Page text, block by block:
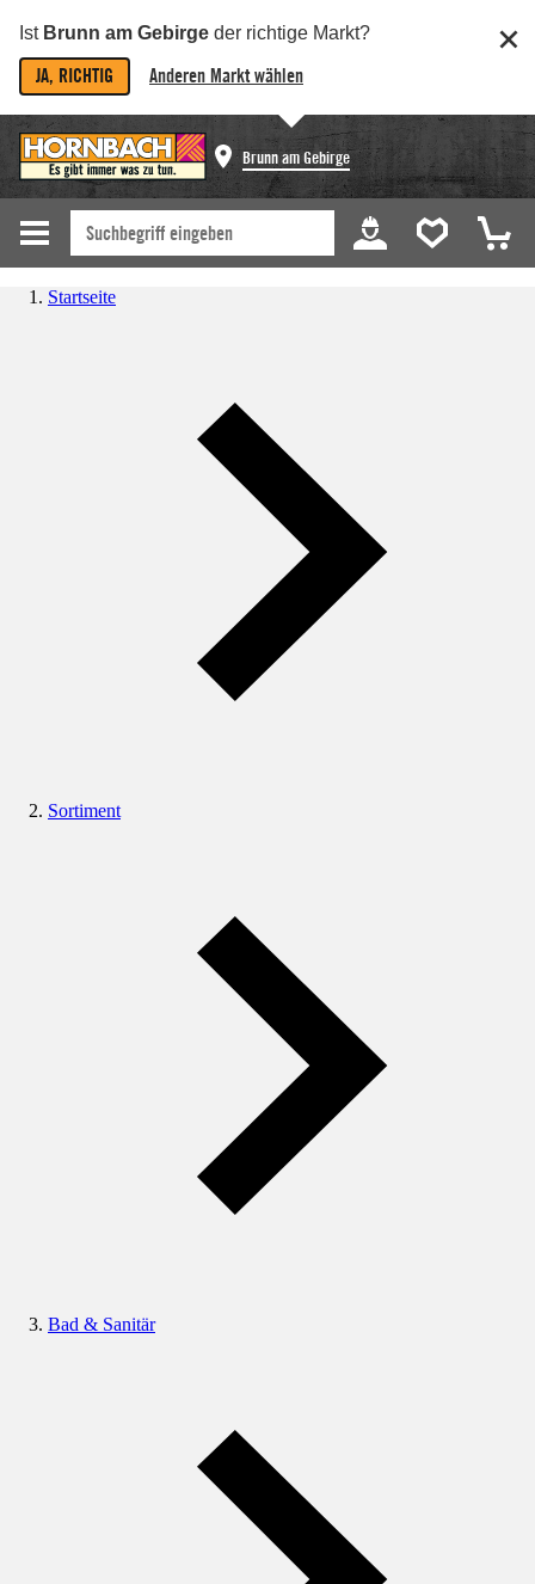
Ist Brunn am Gebirge der richtige Markt?
JA, RICHTIG Anderen Markt wählen
Brunn am Gebirge
Startseite
Sortiment
Bad & Sanitär